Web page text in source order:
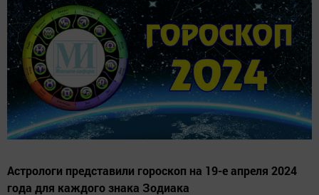
Астрологи представили гороскоп на 19-е апреля 2024
года для каждого знака Зодиака